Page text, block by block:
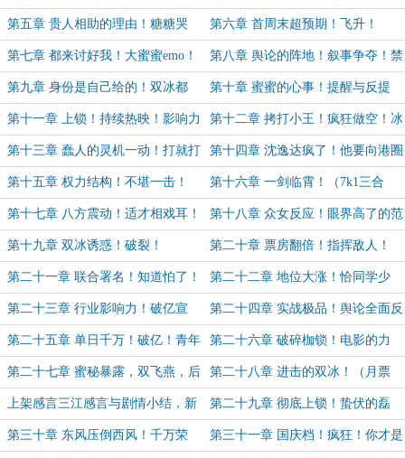
读）
第五章 贵人相助的理由！糖糖哭
了！各方瞩目！（5k求追读）
第六章 首周末超预期！飞升！
（6k8三合一求追读！）
第七章 都来讨好我！大蜜蜜emo！
成人的世界（4k9，求追读）
第八章 舆论的阵地！叙事争夺！禁
忌领域！（5k求追读！）
第九章 身份是自己给的！双冰都
要！（爆更！8k1四合一，求追
读！）
第十章 蜜蜜的心事！提醒与反提
醒！（5k6，求追读！）
第十一章 上锁！持续热映！影响力
扩散！（4k7求追读！）
第十二章 拷打小王！疯狂做空！冰
妹妹！（4k9求追读！）
第十三章 蠢人的灵机一动！打就打
了！（万字！求追读！）
第十四章 沈逸达疯了！他要向港圈
开战！（5k8，求追读！求月票！）
第十五章 权力结构！不堪一击！
（6k4，求追读！）
第十六章 一剑临霄！（7k1三合
一，求追读，求月票！）
第十七章 八方震动！适才相戏耳！
（5k2，求追读！求保底月票！）
第十八章 众女反应！眼界高了的范
氷氷！（5k5，求追读！）
第十九章 双冰诱惑！破裂！
（4k8，求追读！）
第二十章 票房翻倍！指挥敌人！
（6k3，求追读！）
第二十一章 联合署名！知道怕了！
（5k8，求追读！）
第二十二章 地位大涨！恰同学少
年！（6k！三合一！求追读！）
第二十三章 行业影响力！破亿宣
言！燕鸯齐飞！（求月票！求追
读！）
第二十四章 实战极品！舆论全面反
转！不懂！（月票+1求月票！求追
读！）
第二十五章 单日千万！破亿！青年
无罪！（求追读！）
第二十六章 破碎枷锁！电影的力
量！叙事之战！（月票+2，求追
读！）
第二十七章 蜜秘暴露，双飞燕，后
悔冰（求追读）
第二十八章 进击的双冰！（月票
+3，求追读，求月票！）
上架感言三江感言与剧情小结，新
书目标
第二十九章 彻底上锁！蛰伏的磊
子！大踏步后退！（求首订！）
第三十章 东风压倒西风！千万荣 第三十一章 国庆档！疯狂！你才是